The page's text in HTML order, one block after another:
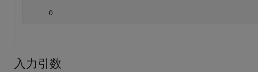
     0
入力引数